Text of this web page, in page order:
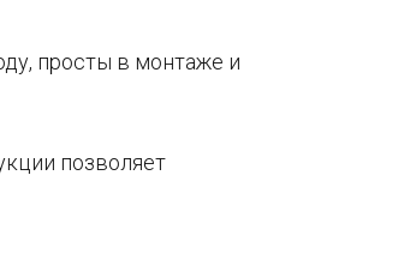
просты в монтаже и
позволяет